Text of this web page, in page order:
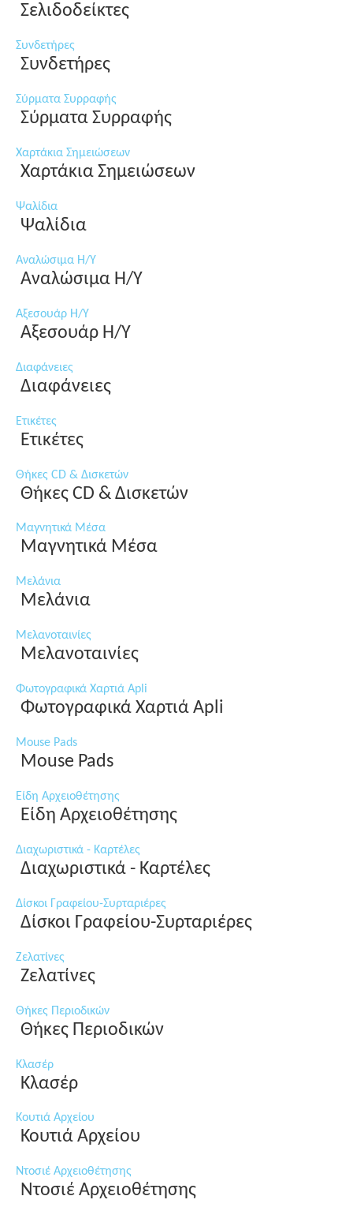
Σελιδοδείκτες
Συνδετήρες
Συνδετήρες
Σύρματα Συρραφής
Σύρματα Συρραφής
Χαρτάκια Σημειώσεων
Χαρτάκια Σημειώσεων
Ψαλίδια
Ψαλίδια
Αναλώσιμα Η/Υ
Αναλώσιμα Η/Υ
Αξεσουάρ Η/Υ
Αξεσουάρ Η/Υ
Διαφάνειες
Διαφάνειες
Ετικέτες
Ετικέτες
Θήκες CD & Δισκετών
Θήκες CD & Δισκετών
Μαγνητικά Μέσα
Μαγνητικά Μέσα
Μελάνια
Μελάνια
Μελανοταινίες
Μελανοταινίες
Φωτογραφικά Χαρτιά Apli
Φωτογραφικά Χαρτιά Apli
Mouse Pads
Mouse Pads
Είδη Αρχειοθέτησης
Είδη Αρχειοθέτησης
Διαχωριστικά - Καρτέλες
Διαχωριστικά - Καρτέλες
Δίσκοι Γραφείου-Συρταριέρες
Δίσκοι Γραφείου-Συρταριέρες
Ζελατίνες
Ζελατίνες
Θήκες Περιοδικών
Θήκες Περιοδικών
Κλασέρ
Κλασέρ
Κουτιά Αρχείου
Κουτιά Αρχείου
Ντοσιέ Αρχειοθέτησης
Ντοσιέ Αρχειοθέτησης